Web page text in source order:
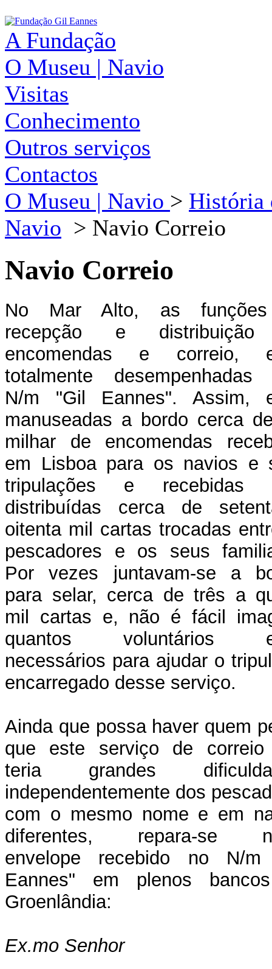
A Fundação
O Museu | Navio
Visitas
Conhecimento
Outros serviços
Contactos
O Museu | Navio > História
Navio > Navio Correio
Navio Correio
No Mar Alto, as
recepção e
encomendas e correio,
totalmente desempenhadas
N/m "Gil Eannes". Assim,
manuseadas a bordo cerca
milhar de encomendas
em Lisboa para os navios e
tripulações e recebidas
distribuídas cerca de
oitenta mil cartas trocadas
pescadores e os seus
Por vezes juntavam-se a
para selar, cerca de três a
mil cartas e, não é fácil
quantos voluntários
necessários para ajudar o
encarregado desse serviço.
Ainda que possa haver quem
que este serviço de correio
teria grandes
independentemente dos
com o mesmo nome e em
diferentes, repara-se
envelope recebido no N/m
Eannes" em plenos
Groenlândia:
Ex.mo Senhor